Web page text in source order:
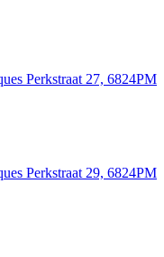
Perkstraat 27, 6824PM
Perkstraat 29, 6824PM